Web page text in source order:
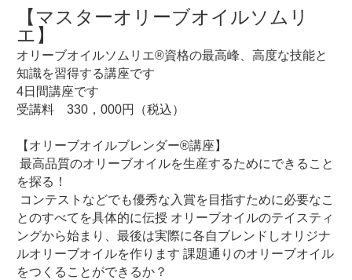
【マスターオリーブオイルソムリ
オリーブオイルソムリエ®資格の最高峰、高度な技能と
知識を習得する講座です
4日間講座です
受講料　330，000円（税込）
【オリーブオイルブレンダー®講座】
最高品質のオリーブオイルを生産するためにできること
を探る！
とのすべてを具体的に伝授 オリーブオイルのテイスティ
ングから始まり、最後は実際に各自ブレンドしオリジナ
ルオリーブオイルを作ります 課題通りのオリーブオイル
をつくることができるか？